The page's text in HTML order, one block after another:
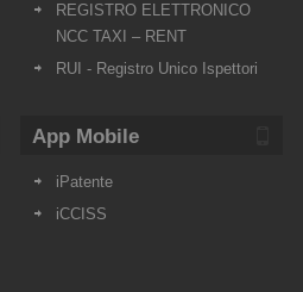
REGISTRO ELETTRONICO
NCC TAXI – RENT
RUI - Registro Unico Ispettori
App Mobile
iPatente
iCCISS